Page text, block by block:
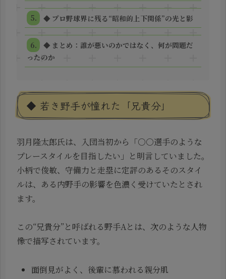
◆ プロ野球界に残る“昭和的上下関係”の光と影
◆ まとめ：誰が悪いのかではなく、何が問題だ
ったのか
◆ 若き野手が憧れた「兄貴分」
羽月隆太郎氏は、入団当初から「○○選手のような
プレースタイルを目指したい」と明言していました。
小柄で俊敏、守備力と走塁に定評のあるそのスタイ
ルは、ある内野手の影響を色濃く受けていたとされ
ます。
この“兄貴分”と呼ばれる野手Aとは、次のような人物
像で描写されています。
面倒見がよく、後輩に慕われる親分肌